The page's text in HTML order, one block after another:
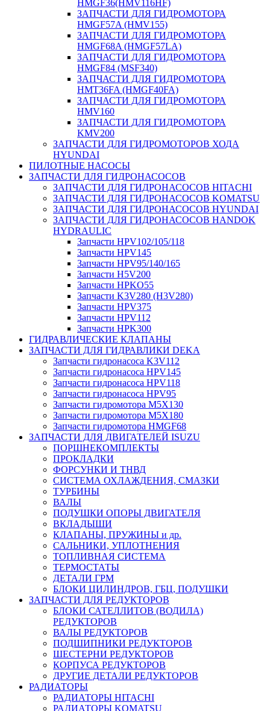
HMGF36(HMV116HF)
ЗАПЧАСТИ ДЛЯ ГИДРОМОТОРА
HMGF57A (HMV155)
ЗАПЧАСТИ ДЛЯ ГИДРОМОТОРА
HMGF68A (HMGF57LA)
ЗАПЧАСТИ ДЛЯ ГИДРОМОТОРА
HMGF84 (MSF340)
ЗАПЧАСТИ ДЛЯ ГИДРОМОТОРА
HMT36FA (HMGF40FA)
ЗАПЧАСТИ ДЛЯ ГИДРОМОТОРА
HMV160
ЗАПЧАСТИ ДЛЯ ГИДРОМОТОРА
KMV200
ЗАПЧАСТИ ДЛЯ ГИДРОМОТОРОВ ХОДА
HYUNDAI
ПИЛОТНЫЕ НАСОСЫ
ЗАПЧАСТИ ДЛЯ ГИДРОНАСОСОВ
ЗАПЧАСТИ ДЛЯ ГИДРОНАСОСОВ HITACHI
ЗАПЧАСТИ ДЛЯ ГИДРОНАСОСОВ KOMATSU
ЗАПЧАСТИ ДЛЯ ГИДРОНАСОСОВ HYUNDAI
ЗАПЧАСТИ ДЛЯ ГИДРОНАСОСОВ HANDOK
HYDRAULIC
Запчасти HPV102/105/118
Запчасти HPV145
Запчасти HPV95/140/165
Запчасти H5V200
Запчасти HPKO55
Запчасти K3V280 (H3V280)
Запчасти HPV375
Запчасти HPV112
Запчасти HPK300
ГИДРАВЛИЧЕСКИЕ КЛАПАНЫ
ЗАПЧАСТИ ДЛЯ ГИДРАВЛИКИ DEKA
Запчасти гидронасоса K3V112
Запчасти гидронасоса HPV145
Запчасти гидронасоса HPV118
Запчасти гидронасоса HPV95
Запчасти гидромотора M5X130
Запчасти гидромотора M5X180
Запчасти гидромотора HMGF68
ЗАПЧАСТИ ДЛЯ ДВИГАТЕЛЕЙ ISUZU
ПОРШНЕКОМПЛЕКТЫ
ПРОКЛАДКИ
ФОРСУНКИ И ТНВД
СИСТЕМА ОХЛАЖДЕНИЯ, СМАЗКИ
ТУРБИНЫ
ВАЛЫ
ПОДУШКИ ОПОРЫ ДВИГАТЕЛЯ
ВКЛАДЫШИ
КЛАПАНЫ, ПРУЖИНЫ и др.
САЛЬНИКИ, УПЛОТНЕНИЯ
ТОПЛИВНАЯ СИСТЕМА
ТЕРМОСТАТЫ
ДЕТАЛИ ГРМ
БЛОКИ ЦИЛИНДРОВ, ГБЦ, ПОДУШКИ
ЗАПЧАСТИ ДЛЯ РЕДУКТОРОВ
БЛОКИ САТЕЛЛИТОВ (ВОДИЛА)
РЕДУКТОРОВ
ВАЛЫ РЕДУКТОРОВ
ПОДШИПНИКИ РЕДУКТОРОВ
ШЕСТЕРНИ РЕДУКТОРОВ
КОРПУСА РЕДУКТОРОВ
ДРУГИЕ ДЕТАЛИ РЕДУКТОРОВ
РАДИАТОРЫ
РАДИАТОРЫ HITACHI
РАДИАТОРЫ KOMATSU